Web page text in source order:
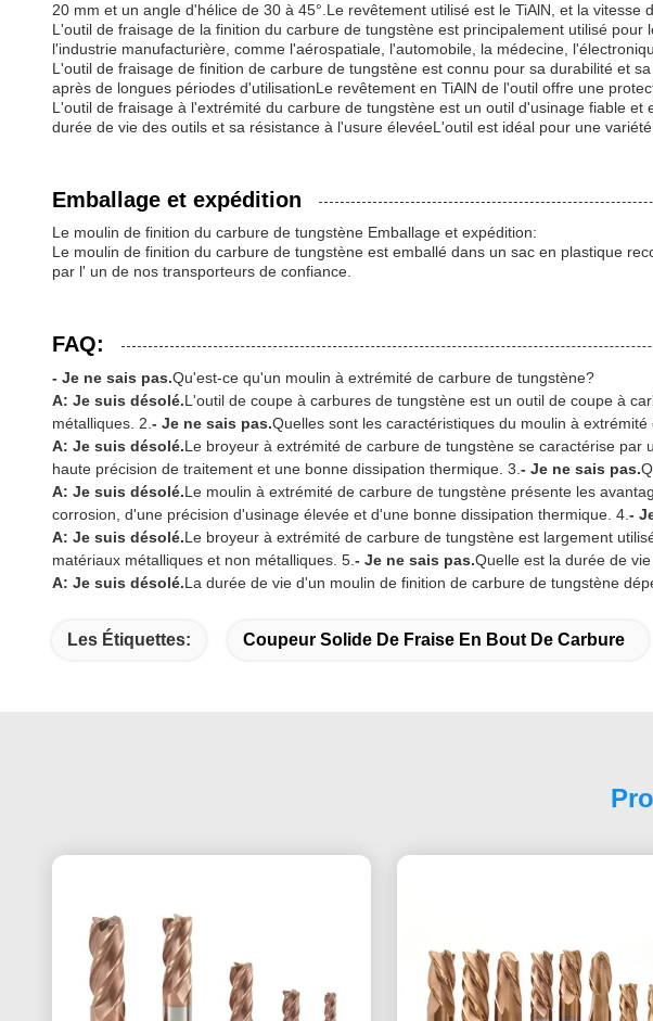
20 mm et un angle d'hélice de 30 à 45°.Le revêtement utilisé est le TiAlN, et la vitesse
L'outil de fraisage de la finition du carbure de tungstène est principalement utilisé
l'industrie manufacturière, comme l'aérospatiale, l'automobile, la médecine,
L'outil de fraisage de finition de carbure de tungstène est connu pour sa durabilité et
après de longues périodes d'utilisationLe revêtement en TiAlN de l'outil offre une
L'outil de fraisage à l'extrémité du carbure de tungstène est un outil d'usinage fiable
durée de vie des outils et sa résistance à l'usure élevéeL'outil est idéal pour une
Emballage et expédition
Le moulin de finition du carbure de tungstène Emballage et expédition:
Le moulin de finition du carbure de tungstène est emballé dans un sac en plastique
par l' un de nos transporteurs de confiance.
FAQ:
- Je ne sais pas.Qu'est-ce qu'un moulin à extrémité de carbure de tungstène?
A: Je suis désolé.L'outil de coupe à carbures de tungstène est un outil de coupe à
métalliques. 2. - Je ne sais pas.Quelles sont les caractéristiques du moulin à
A: Je suis désolé.Le broyeur à extrémité de carbure de tungstène se caractérise
haute précision de traitement et une bonne dissipation thermique. 3. - Je ne sais pas.
A: Je suis désolé.Le moulin à extrémité de carbure de tungstène présente les
corrosion, d'une précision d'usinage élevée et d'une bonne dissipation thermique. 4. -
A: Je suis désolé.Le broyeur à extrémité de carbure de tungstène est largement
matériaux métalliques et non métalliques. 5. - Je ne sais pas.Quelle est la durée de
A: Je suis désolé.La durée de vie d'un moulin de finition de carbure de tungstène
Les Étiquettes: Coupeur Solide De Fraise En Bout De Carbure